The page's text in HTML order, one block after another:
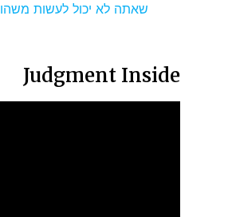
שאתה לא יכול לעשות משהו
Judgment Inside